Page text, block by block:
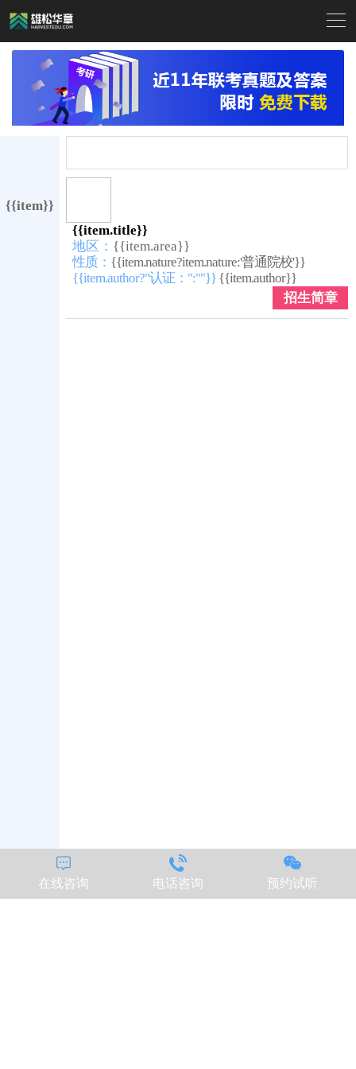

{{item}}
{{item.title}}
地区： {{item.area}}
性质： {{item.nature?item.nature:'普通院校'}}
{{item.author?"认证：":""}} {{item.author}}
招生简章

在线咨询

电话咨询

预约试听